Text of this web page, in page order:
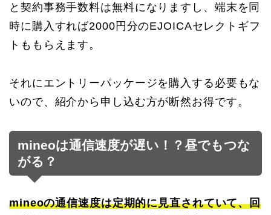
と契約事務手数料は無料になりますし、端末を同
時に購入すれば2000円分のEJOICAセレクトギフ
トももらえます。
それにエントリーパッケージを購入する必要もな
いので、紹介から申し込む方が断然お得です。
mineoは通信速度が遅い！？昼でもつな
がる？
mineoの通信速度は定期的に見直されていて、回